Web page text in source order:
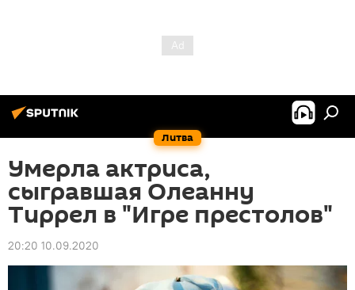
Литва
Умерла актриса,
сыгравшая Олеанну
Тиррел в "Игре престолов"
20:20 10.09.2020